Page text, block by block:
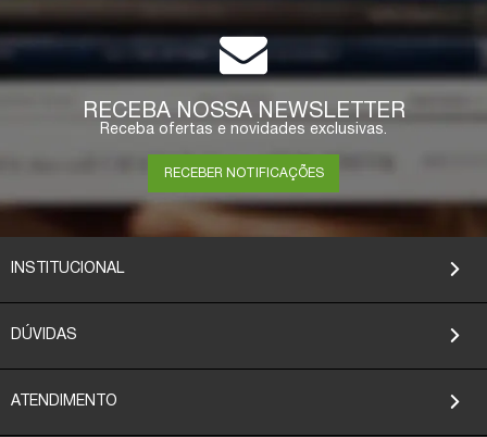
RECEBA NOSSA NEWSLETTER
Receba ofertas e novidades exclusivas.
RECEBER NOTIFICAÇÕES
INSTITUCIONAL
DÚVIDAS
ATENDIMENTO